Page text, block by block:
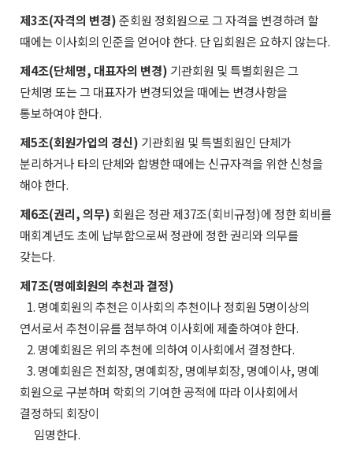
제3조(자격의 변경)준회원 정회원으로 그 자격을 변경하려 할
때에는 이사회의 인준을 얻어야 한다. 단 입회원은 요하지 않는다.
제4조(단체명, 대표자의 변경) 기관회원 및 특별회원은 그
단체명 또는 그 대표자가 변경되었을 때에는 변경사항을
통보하여야 한다.
제5조(회원가입의 경신) 기관회원 및 특별회원인 단체가
분리하거나 타의 단체와 합병한 때에는 신규자격을 위한 신청을
해야 한다.
제6조(권리, 의무) 회원은 정관 제37조(회비규정)에 정한 회비를
매회계년도 초에 납부함으로써 정관에 정한 권리와 의무를
갖는다.
제7조(명예회원의 추천과 결정)
1. 명예회원의 추천은 이사회의 추천이나 정회원 5명이상의
연서로서 추천이유를 첨부하여 이사회에 제출하여야 한다.
2. 명예회원은 위의 추천에 의하여 이사회에서 결정한다.
3. 명예회원은 전회장, 명예회장, 명예부회장, 명예이사, 명예
회원으로 구분하며 학회의 기여한 공적에 따라 이사회에서
결정하되 회장이
임명한다.